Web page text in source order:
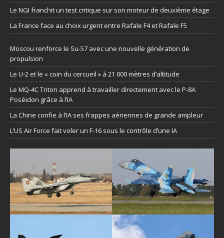
Le NGI franchit un test critique sur son moteur de deuxième étage
La France face au choix urgent entre Rafale F4 et Rafale F5
Moscou renforce le Su-57 avec une nouvelle génération de
propulsion
Le U-2 et le « coin du cercueil » à 21 000 mètres d’altitude
Le MQ-4C Triton apprend à travailler directement avec le P-8A
Poséidon grâce à l’IA
La Chine confie à l’IA ses frappes aériennes de grande ampleur
L’US Air Force fait voler un F-16 sous le contrôle d’une IA